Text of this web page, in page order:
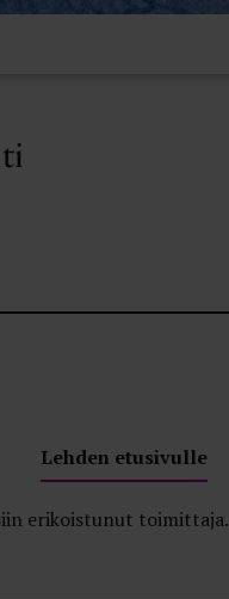
Lehden etusivulle
erikoistunut toimittaja.